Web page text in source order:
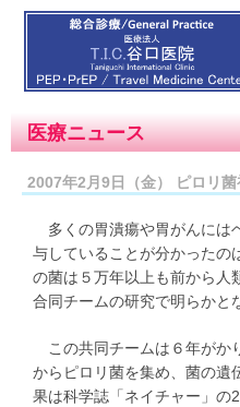
医療ニュース
2007年2月9日（金） ピロリ
多くの胃潰瘍や胃がんには
与していることが分かったの
の菌は５万年以上も前から人
合同チームの研究で明らかと
この共同チームは６年がか
からピロリ菌を集め、菌の遺
果は科学誌「ネイチャー」の